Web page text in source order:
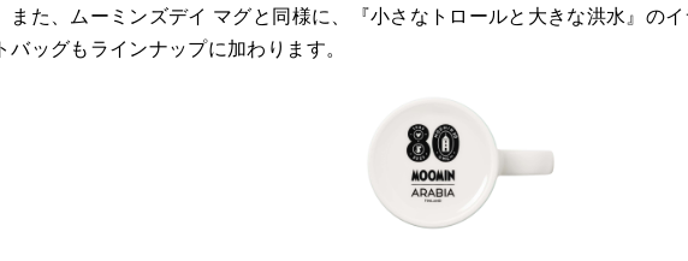
また、ムーミンズデイ マグと同様に、『小さなトロールと大きな洪水』の
バッグもラインナップに加わります。